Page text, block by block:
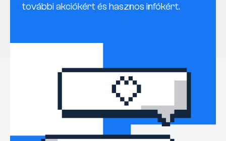
további akciókért és hasznos infókért.